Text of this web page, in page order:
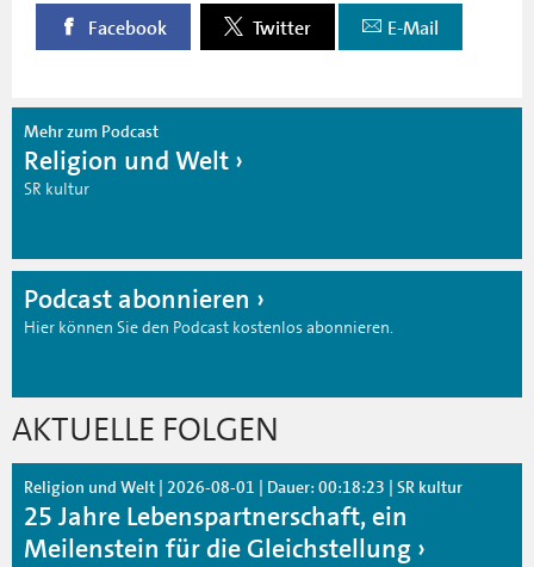
Facebook Twitter E-Mail
Mehr zum Podcast
Religion und Welt
SR kultur
Podcast abonnieren
Hier können Sie den Podcast kostenlos abonnieren.
AKTUELLE FOLGEN
Religion und Welt | 2026-08-01 | Dauer: 00:18:23 | SR kultur
25 Jahre Lebenspartnerschaft, ein
Meilenstein für die Gleichstellung